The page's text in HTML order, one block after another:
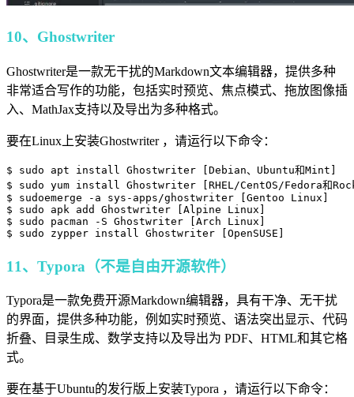
10、Ghostwriter
Ghostwriter是一款无干扰的Markdown文本编辑器，提供多种
非常适合写作的功能，包括实时预览、焦点模式、拖放图像插
入、MathJax支持以及导出为多种格式。
要在Linux上安装Ghostwriter ，请运行以下命令：
$ sudo apt install Ghostwriter [Debian、Ubuntu和Mint]
$ sudo yum install Ghostwriter [RHEL/CentOS/Fedora和
$ sudoemerge -a sys-apps/ghostwriter [Gentoo Linux]
$ sudo apk add Ghostwriter [Alpine Linux]
$ sudo pacman -S Ghostwriter [Arch Linux]
11、Typora（不是自由开源软件）
Typora是一款免费开源Markdown编辑器，具有干净、无干扰
的界面，提供多种功能，例如实时预览、语法突出显示、代码
折叠、目录生成、数学支持以及导出为 PDF、HTML和其它格
式。
要在基于Ubuntu的发行版上安装Typora ，请运行以下命令：